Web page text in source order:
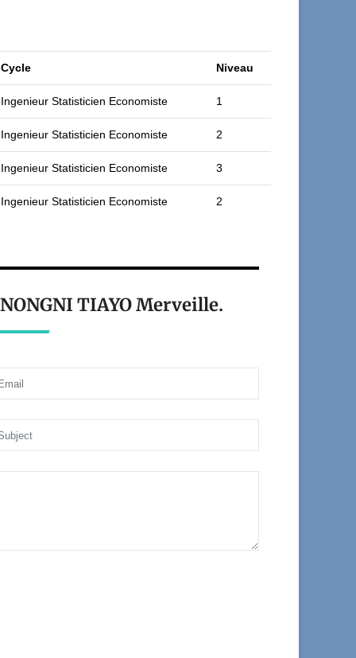
Cycle Niveau
Ingenieur Statisticien Economiste 1
Ingenieur Statisticien Economiste 2
Ingenieur Statisticien Economiste 3
Ingenieur Statisticien Economiste 2
TIAYO Merveille.